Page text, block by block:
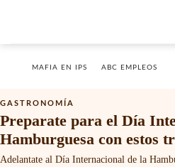
MAFIA EN IPS ABC EMPLEOS
GASTRONOMÍA
Preparate para el Día
Hamburguesa con estos
Adelantate al Día Internacional de la